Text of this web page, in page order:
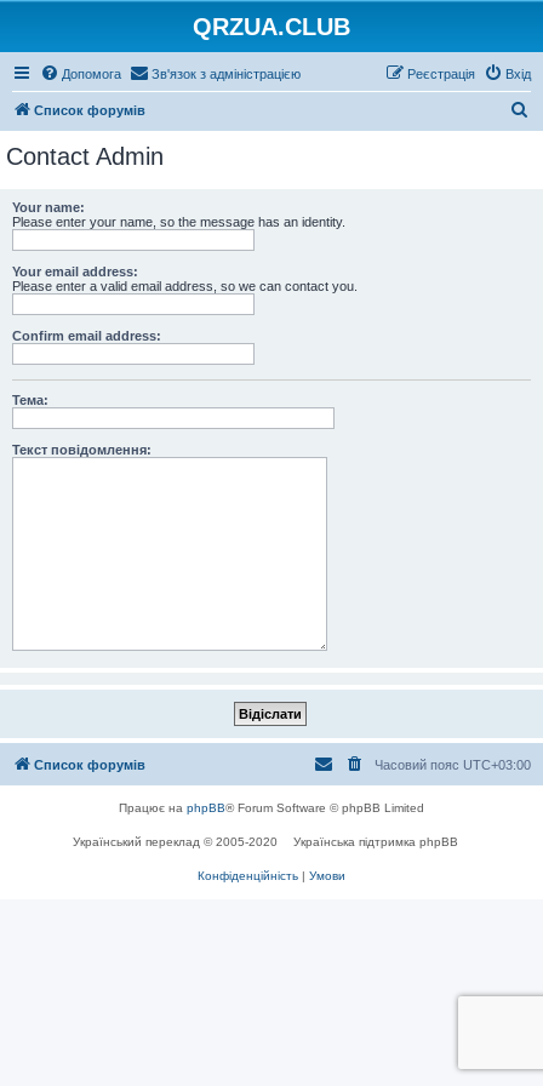
QRZUA.CLUB
Допомога Зв'язок з адміністрацією Вхід
Реєстрація
Список форумів
Contact Admin
Your name:
Please enter your name, so the message has an identity.
Your email address:
Please enter a valid email address, so we can contact you.
Confirm email address:
Тема:
Текст повідомлення:
Список форумів Часовий пояс UTC+03:00
Працює на phpBB® Forum Software © phpBB Limited
Український переклад © 2005-2020 Українська підтримка phpBB
Конфіденційність | Умови